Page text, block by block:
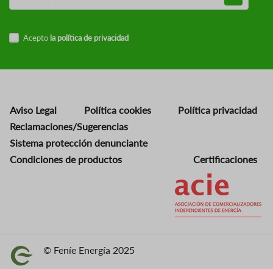
Acepto la política de privacidad
Aviso Legal Política cookies
Política privacidad
Reclamaciones/Sugerencias
Sistema protección denunciante
Condiciones de productos
Certificaciones
Imagen © Feníe Energía 2025